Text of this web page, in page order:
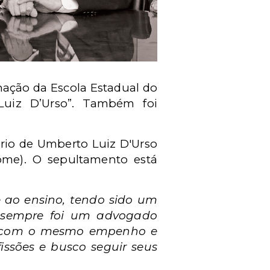
da Escola Estadual do
D’Urso”. Também foi
de Umberto Luiz D'Urso
O sepultamento está
ensino, tendo sido um
foi um advogado
o mesmo empenho e
e busco seguir seus